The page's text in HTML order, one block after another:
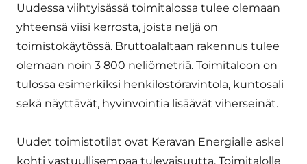
Uudessa viihtyisässä toimitalossa tulee olemaan
yhteensä viisi kerrosta, joista neljä on
toimistokäytössä. Bruttoalaltaan rakennus tulee
olemaan noin 3 800 neliömetriä. Toimitaloon on
tulossa esimerkiksi henkilöstöravintola, kuntosali
sekä näyttävät, hyvinvointia lisäävät viherseinät.
Uudet toimistotilat ovat Keravan Energialle askel
kohti vastuullisempaa tulevaisuutta. Toimitalolle